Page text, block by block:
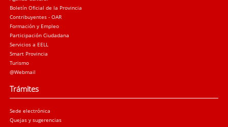
Boletín Oficial de la Provincia
Contribuyentes - OAR
Formación y Empleo
Participación Ciudadana
Servicios a EELL
Smart Provincia
Turismo
@Webmail
Trámites
Sede electrónica
Quejas y sugerencias